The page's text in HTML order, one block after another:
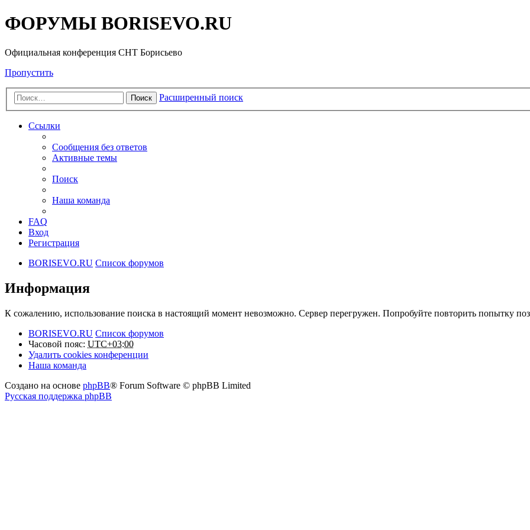
ФОРУМЫ BORISEVO.RU
Официальная конференция СНТ Борисьево
Пропустить
Поиск Расширенный поиск
Ссылки
Сообщения без ответов
Активные темы
Поиск
Наша команда
FAQ
Вход
Регистрация
BORISEVO.RU Список форумов
Информация
К сожалению, использование поиска в настоящий момент невозможно. Сервер перегружен. Попробуйте повторить попытку
BORISEVO.RU Список форумов
Часовой пояс: UTC+03:00
Удалить cookies конференции
Наша команда
Создано на основе phpBB® Forum Software © phpBB Limited
Русская поддержка phpBB